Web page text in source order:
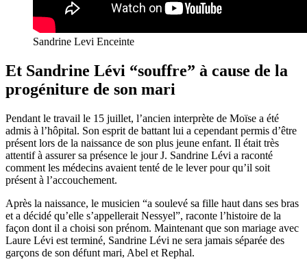
Sandrine Levi Enceinte
Et Sandrine Lévi “souffre” à cause de la
progéniture de son mari
Pendant le travail le 15 juillet, l’ancien interprète de Moïse a été
admis à l’hôpital. Son esprit de battant lui a cependant permis d’être
présent lors de la naissance de son plus jeune enfant. Il était très
attentif à assurer sa présence le jour J. Sandrine Lévi a raconté
comment les médecins avaient tenté de le lever pour qu’il soit
présent à l’accouchement.
Après la naissance, le musicien “a soulevé sa fille haut dans ses bras
et a décidé qu’elle s’appellerait Nessyel”, raconte l’histoire de la
façon dont il a choisi son prénom. Maintenant que son mariage avec
Laure Lévi est terminé, Sandrine Lévi ne sera jamais séparée des
garçons de son défunt mari, Abel et Rephal.